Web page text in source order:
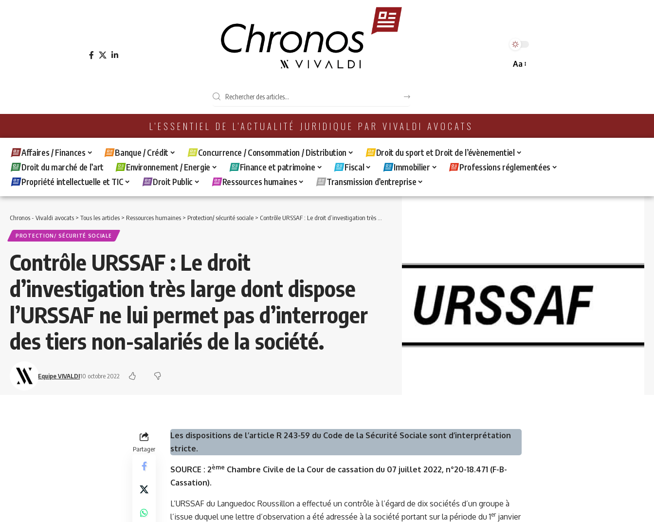
Aa
L'ESSENTIEL DE L'ACTUALITÉ JURIDIQUE PAR VIVALDI AVOCATS
Affaires / Finances Banque / Crédit Concurrence / Consommation / Distribution
Droit du sport et Droit de l’évènementiel
Droit du marché de l’art
Environnement / Energie Finance et patrimoine Fiscal Immobilier
Professions réglementées
Propriété intellectuelle et TIC
Droit Public Ressources humaines Transmission d’entreprise
Chronos - Vivaldi avocats > Tous les articles > Ressources humaines > Protection/ sécurité sociale > Contrôle URSSAF : Le droit d’investigation très large dont dispose l’URSSAF ne lui permet pas d’interroger des tiers non-salariés de la société.
PROTECTION/ SÉCURITÉ SOCIALE
Contrôle URSSAF : Le droit
d’investigation très large dont dispose
l’URSSAF ne lui permet pas d’interroger
des tiers non-salariés de la société.
Equipe VIVALDI10 octobre 2022
Partager
Les dispositions de l’article R 243-59 du Code de la Sécurité Sociale sont d’interprétation
stricte.
SOURCE : 2ème Chambre Civile de la Cour de cassation du 07 juillet 2022, n°20-18.471 (F-B-
Cassation).
L’URSSAF du Languedoc Roussillon a effectué un contrôle à l’égard de dix sociétés d’un groupe à
l’issue duquel une lettre d’observation a été adressée à la société portant sur la période du 1erjanvier